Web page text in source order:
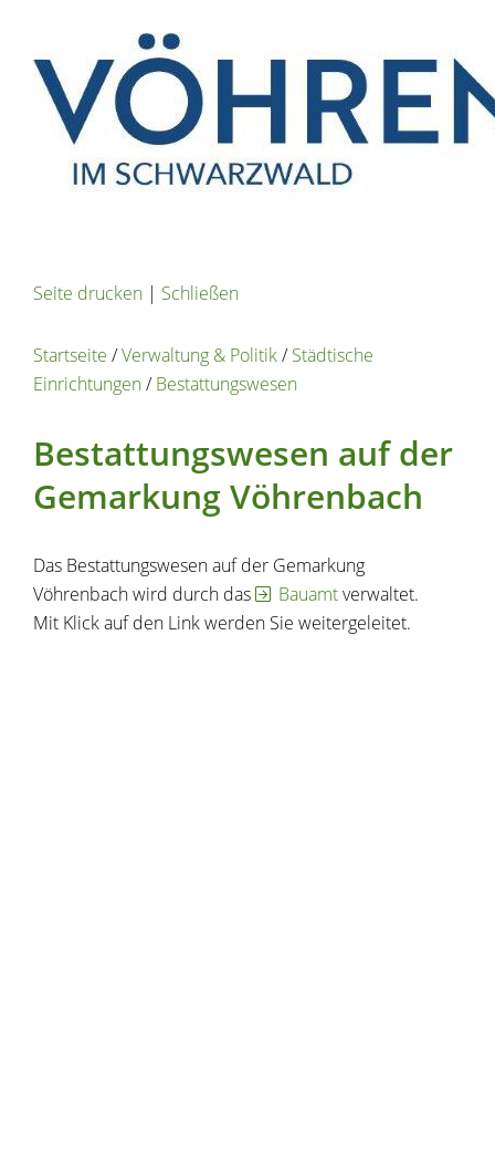
Seite drucken | Schließen
Startseite /Verwaltung & Politik/Städtische
Einrichtungen/Bestattungswesen
Bestattungswesen auf der
Gemarkung Vöhrenbach
Das Bestattungswesen auf der Gemarkung
Vöhrenbach wird durch das
Bauamtverwaltet.
Mit Klick auf den Link werden Sie weitergeleitet.